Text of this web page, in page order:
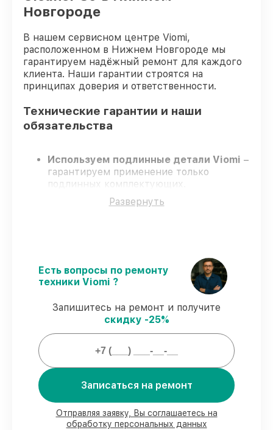
Новгороде
В нашем сервисном центре Viomi,
расположенном в Нижнем Новгороде мы
гарантируем надёжный ремонт для каждого
клиента. Наши гарантии строятся на
принципах доверия и ответственности.
Технические гарантии и наши
обязательства
Используем подлинные детали Viomi –
гарантируем применение только
подлинных комплектующих.
Квалифицированные мастера
проходят строгий отбор, что
ремонт робота-пылесоса Viomi Robot
Vacuum Cleaner S9 без задержек.
Гарантийное сопровождение– все все
виды ремонта защищены гарантийной
поддержкой до 3 лет.
Мы гарантируем:
заказов проводим с возможностью
личного присутствия владельца
90%
наличии в мастерской или на складе в
Нижнем Новгороде, остальные
Развернуть
Есть вопросы по ремонту
техники Viomi ?
Запишитесь на ремонт и получите
скидку -25%
Записаться на ремонт
Отправляя заявку, Вы соглашаетесь на
обработку персональных данных